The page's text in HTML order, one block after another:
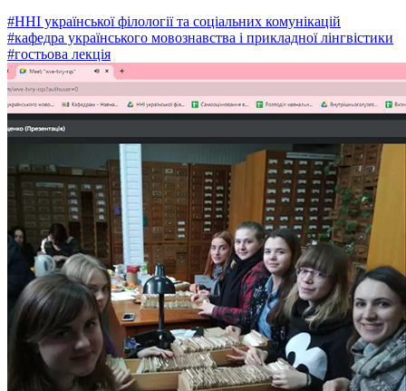
#ННІ української філології та соціальних комунікацій
#кафедра українського мовознавства і прикладної лінгвістики
#гостьова лекція